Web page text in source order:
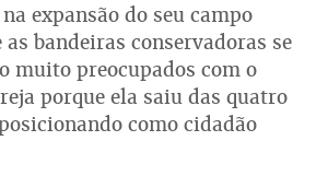
expansão do seu campo
bandeiras conservadoras se
muito preocupados com o
porque ela saiu das quatro
como cidadão